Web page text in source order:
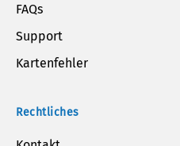
FAQs
Support
Kartenfehler
Rechtliches